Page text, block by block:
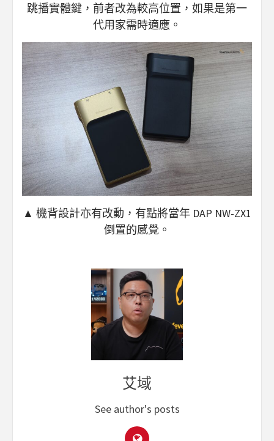
跳播實體鍵，前者改為較高位置，如果是第一
代用家需時適應。
▲ 機背設計亦有改動，有點將當年 DAP NW-ZX1
倒置的感覺。
艾域
See author's posts